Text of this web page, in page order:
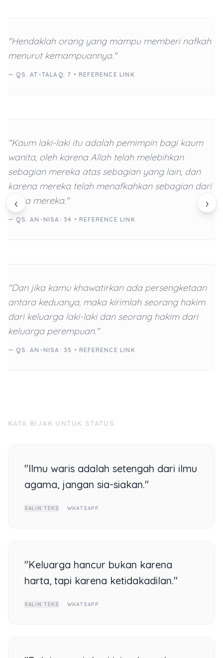
‹ ›
"Hendaklah orang yang mampu memberi nafkah
menurut kemampuannya."
— QS. AT-TALAQ: 7 • REFERENCE LINK
"Kaum laki-laki itu adalah pemimpin bagi kaum
wanita, oleh karena Allah telah melebihkan
sebagian mereka atas sebagian yang lain, dan
karena mereka telah menafkahkan sebagian dari
harta mereka."
— QS. AN-NISA: 34 • REFERENCE LINK
"Dan jika kamu khawatirkan ada persengketaan
antara keduanya, maka kirimlah seorang hakim
dari keluarga laki-laki dan seorang hakim dari
keluarga perempuan."
— QS. AN-NISA: 35 • REFERENCE LINK
KATA BIJAK UNTUK STATUS
"Ilmu waris adalah setengah dari ilmu
agama, jangan sia-siakan."
SALIN TEKS WHATSAPP
"Keluarga hancur bukan karena
harta, tapi karena ketidakadilan."
SALIN TEKS WHATSAPP